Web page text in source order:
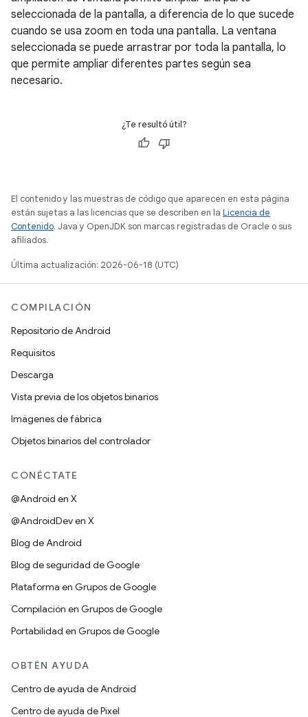
seleccionada de la pantalla, a diferencia de lo que sucede
cuando se usa zoom en toda una pantalla. La ventana
seleccionada se puede arrastrar por toda la pantalla, lo
que permite ampliar diferentes partes según sea
necesario.
¿Te resultó útil?
El contenido y las muestras de código que aparecen en esta página
están sujetas a las licencias que se describen en la Licencia de
Contenido. Java y OpenJDK son marcas registradas de Oracle o sus
afiliados.
Última actualización: 2026-06-18 (UTC)
COMPILACIÓN
Repositorio de Android
Requisitos
Descarga
Vista previa de los objetos binarios
Imágenes de fábrica
Objetos binarios del controlador
CONÉCTATE
@Android en X
@AndroidDev en X
Blog de Android
Blog de seguridad de Google
Plataforma en Grupos de Google
Compilación en Grupos de Google
Portabilidad en Grupos de Google
OBTÉN AYUDA
Centro de ayuda de Android
Centro de ayuda de Pixel